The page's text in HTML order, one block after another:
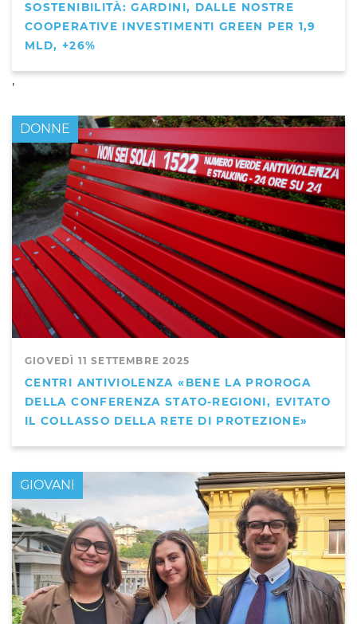
SOSTENIBILITÀ: GARDINI, DALLE NOSTRE
COOPERATIVE INVESTIMENTI GREEN PER 1,9
MLD, +26%
,
GIOVEDÌ 11 SETTEMBRE 2025
CENTRI ANTIVIOLENZA «BENE LA PROROGA
DELLA CONFERENZA STATO-REGIONI, EVITATO
IL COLLASSO DELLA RETE DI PROTEZIONE»
DONNE
GIOVANI